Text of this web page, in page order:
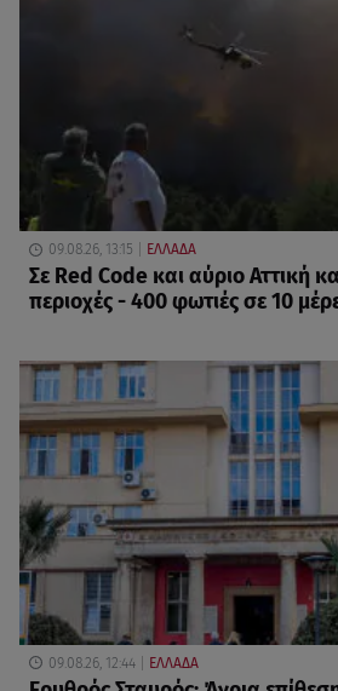
09.08.26, 13:15 ΕΛΛΑΔΑ
Σε Red Code και αύριο Αττική
περιοχές - 400 φωτιές σε 10
09.08.26, 12:44 ΕΛΛΑΔΑ